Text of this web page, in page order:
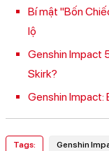
Bí mật "Bốn
lộ
Genshin Impact
Skirk?
Genshin Impact:
Tags: Genshin